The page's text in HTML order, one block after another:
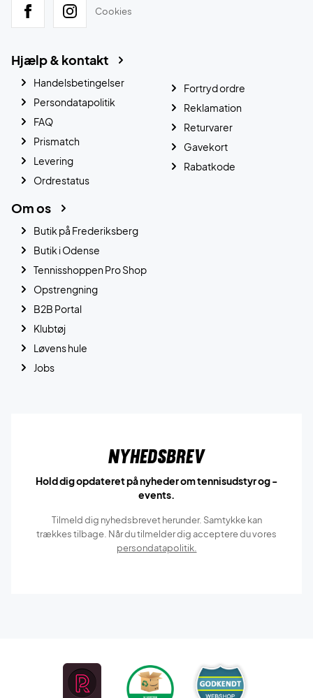
Cookies
Hjælp & kontakt
Handelsbetingelser
Persondatapolitik
FAQ
Prismatch
Levering
Ordrestatus
Fortryd ordre
Reklamation
Returvarer
Gavekort
Rabatkode
Om os
Butik på Frederiksberg
Butik i Odense
Tennisshoppen Pro Shop
Opstrengning
B2B Portal
Klubtøj
Løvens hule
Jobs
Nyhedsbrev
Hold dig opdateret på nyheder om tennisudstyr og -
events.
Tilmeld dig nyhedsbrevet herunder. Samtykke kan
trækkes tilbage. Når du tilmelder dig acceptere du vores
persondatapolitik.